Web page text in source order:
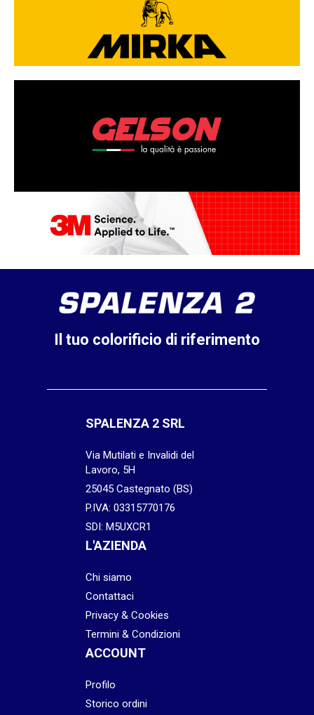
Il tuo colorificio di riferimento
SPALENZA 2 SRL
Via Mutilati e Invalidi del
Lavoro, 5H
25045 Castegnato (BS)
P.IVA: 03315770176
SDI: M5UXCR1
L'AZIENDA
Chi siamo
Contattaci
Privacy & Cookies
Termini & Condizioni
ACCOUNT
Profilo
Storico ordini